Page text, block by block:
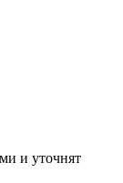
и уточнят